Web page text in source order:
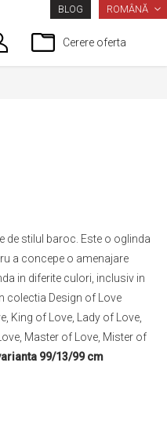
BLOG LIMBA
ROMÂNĂ
Cerere oferta
de stilul baroc. Este o oglinda
a concepe o amenajare
in diferite culori, inclusiv in
colectia Design of Love
King of Love, Lady of Love,
Master of Love, Mister of
99/13/99 cm